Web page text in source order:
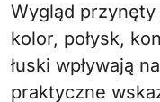
Wygląd
kolor, połysk,
łuski wpływają
praktyczne